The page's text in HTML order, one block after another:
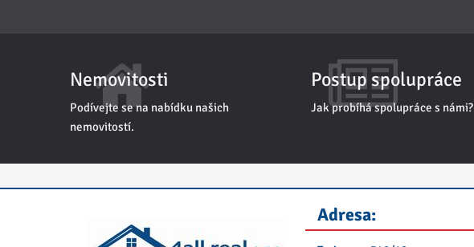
Nemovitosti
Podívejte se na nabídku našich
nemovitostí.
Postup spolupráce
Jak probíhá spolupráce s námi?
Adresa: